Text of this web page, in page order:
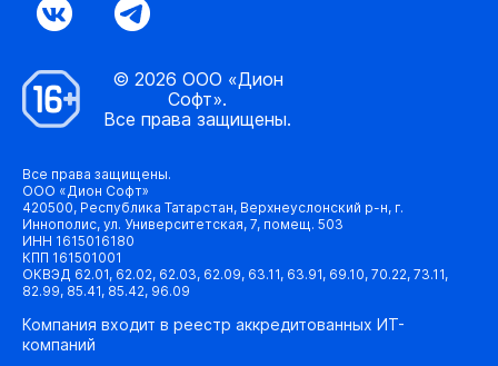
© 2026 ООО «Дион
Софт».
Все права защищены.
Все права защищены.
ООО «Дион Софт»
420500, Республика Татарстан, Верхнеуслонский р-н, г.
Иннополис, ул. Университетская, 7, помещ. 503
ИНН 1615016180
КПП 161501001
ОКВЭД 62.01, 62.02, 62.03, 62.09, 63.11, 63.91, 69.10, 70.22, 73.11,
82.99, 85.41, 85.42, 96.09
Компания входит в реестр аккредитованных ИТ-
компаний